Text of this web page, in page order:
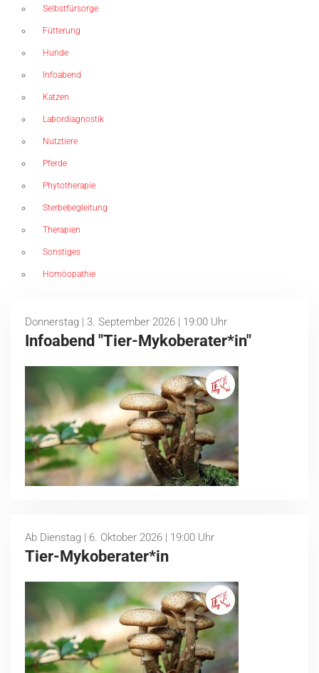
Selbstfürsorge
Fütterung
Hunde
Infoabend
Katzen
Labordiagnostik
Nutztiere
Pferde
Phytotherapie
Sterbebegleitung
Therapien
Sonstiges
Homöopathie
Donnerstag | 3. September 2026 | 19:00 Uhr
Infoabend "Tier-Mykoberater*in"
Ab Dienstag | 6. Oktober 2026 | 19:00 Uhr
Tier-Mykoberater*in